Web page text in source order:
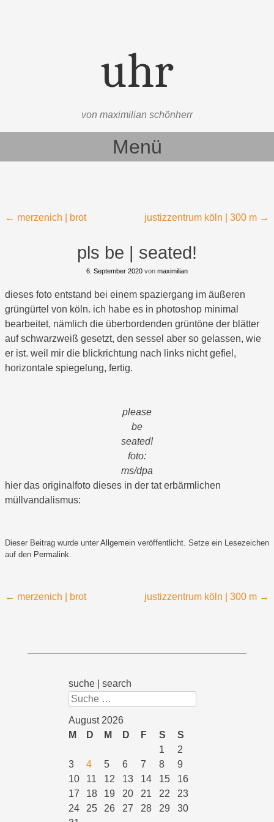
uhr
von maximilian schönherr
Menü
Beitragsnavigation
← merzenich | brot justizzentrum köln | 300 m →
pls be | seated!
6. September 2020 von maximilian
dieses foto entstand bei einem spaziergang im äußeren
grüngürtel von köln. ich habe es in photoshop minimal
bearbeitet, nämlich die überbordenden grüntöne der blätter
auf schwarzweiß gesetzt, den sessel aber so gelassen, wie
er ist. weil mir die blickrichtung nach links nicht gefiel,
horizontale spiegelung, fertig.
please
be
seated!
foto:
ms/dpa
hier das originalfoto dieses in der tat erbärmlichen
müllvandalismus:
Dieser Beitrag wurde unter Allgemein veröffentlicht. Setze ein Lesezeichen
auf den Permalink.
Beitragsnavigation
← merzenich | brot justizzentrum köln | 300 m →
suche | search
Suchen
August 2026
M
D M D F S
S
1
2
3
4 5 6 7 8
9
10
11 12 13 14 15
16
17
18 19 20 21 22
23
24
25 26 27 28 29
30